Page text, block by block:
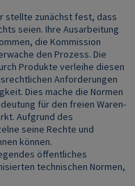
stellte zunächst fest, dass
seien. Ihre Ausarbeitung
die Kommission
den Prozess. Die
Produkte verleihe diesen
Anforderungen
Dies mache die Normen
für den freien Waren-
Aufgrund des
seine Rechte und
können.
öffentliches
technischen Normen,